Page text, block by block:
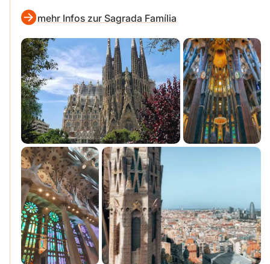
mehr Infos zur Sagrada Família